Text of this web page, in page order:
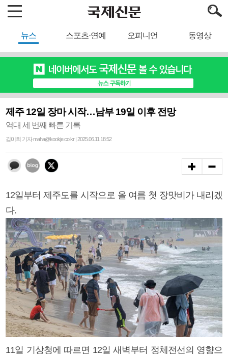
뉴스 스포츠·연예 오피니언 동영상
제주 12일 장마 시작…남부 19일 이후 전망
역대 세 번째 빠른 기록
김미희 기자 maha@kookje.co.kr | 2025.06.11 18:52
12일부터 제주도를 시작으로 올 여름 첫 장맛비가 내리겠
다.
11일 기상청에 따르면 12일 새벽부터 정체전선의 영향으